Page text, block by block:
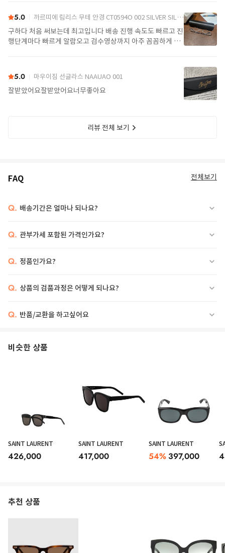
5.0 까르띠에 림리스 무테 안경 CT0594O 002 SILVER SILVER TRANSPARENT
구하다 처음 써보는데 최고입니다 배송 진행 속도도 빠르고 진
행단계마다 빠르게 알람오고 검수영상까지 아주 꼼꼼하게 찍
5.0 마우이짐 선글라스 NAAUAO 001
잘받았어요잘받았어요너무좋아요
리뷰 전체 보기
FAQ 전체보기
Q. 배송기간은 얼마나 되나요?
Q. 관부가세 포함된 가격인가요?
Q. 정품인가요?
Q. 상품의 검품과정은 어떻게 되나요?
Q. 반품/교환을 하고싶어요
비슷한 상품
SAINT LAURENT
426,000
SAINT LAURENT
417,000
SAINT LAURENT
54% 397,000
추천 상품